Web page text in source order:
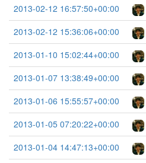
2013-02-12 16:57:50+00:00
2013-02-12 15:36:06+00:00
2013-01-10 15:02:44+00:00
2013-01-07 13:38:49+00:00
2013-01-06 15:55:57+00:00
2013-01-05 07:20:22+00:00
2013-01-04 14:47:13+00:00